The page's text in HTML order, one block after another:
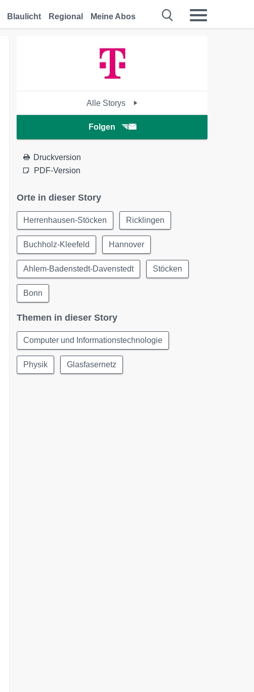
Blaulicht Regional Meine Abos
Alle Storys
Folgen
Druckversion
PDF-Version
Orte in dieser Story
Herrenhausen-Stöcken Ricklingen
Buchholz-Kleefeld Hannover
Ahlem-Badenstedt-Davenstedt Stöcken
Bonn
Themen in dieser Story
Computer und Informationstechnologie
Physik Glasfasernetz